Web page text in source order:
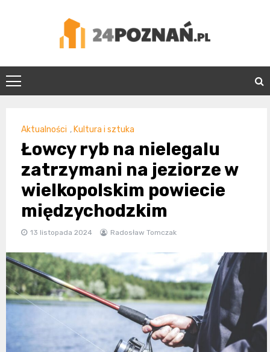
24Poznań.pl
Aktualności , Kultura i sztuka
Łowcy ryb na nielegalu
zatrzymani na jeziorze w
wielkopolskim powiecie
międzychodzkim
13 listopada 2024 Radosław Tomczak